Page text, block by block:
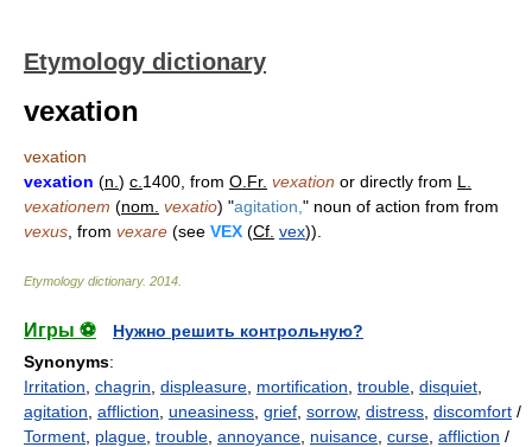
Etymology dictionary
vexation
vexation
vexation (n. ) c. 1400, from O.Fr. vexation or directly from L.
vexationem (nom. vexatio) "agitation, " noun of action from from
vexus , from vexare (see VEX (Cf. vex)).
Etymology dictionary. 2014
Игры ⚽
Нужно решить контрольную?
Synonyms:
Irritation chagrin displeasure mortification trouble disquiet
agitation affliction uneasiness grief sorrow, distress discomfort /
Torment plague trouble annoyance nuisance curse affliction /